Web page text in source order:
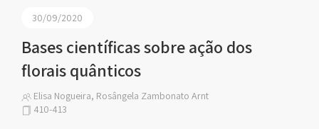
30/09/2020
Bases científicas sobre ação dos
florais quânticos
Elisa Nogueira, Rosângela Zambonato Arnt
410-413